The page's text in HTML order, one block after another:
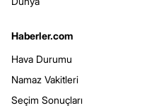
Haberler.com
Hava Durumu
Namaz Vakitleri
Seçim Sonuçları